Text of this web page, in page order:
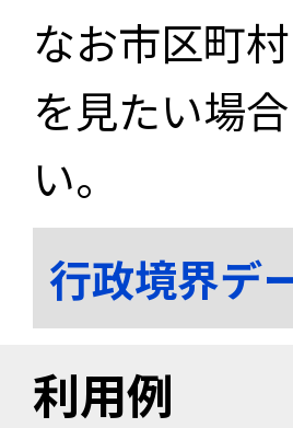
なお市区町
を見たい場
い。
行政境界デ
利用例